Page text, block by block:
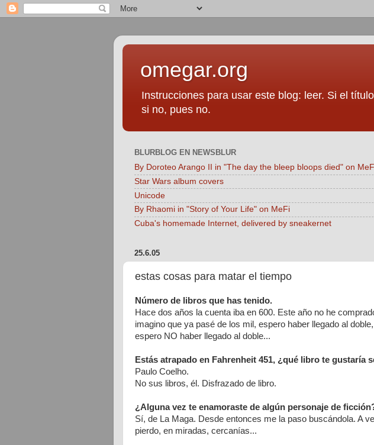
omegar.org
Instrucciones para usar este blog: leer. Si el
si no, pues no.
BLURBLOG EN NEWSBLUR
By Doroteo Arango II in "The day the bleep bloops died" on
Star Wars album covers
Unicode
By Rhaomi in "Story of Your Life" on MeFi
Cuba's homemade Internet, delivered by sneakernet
25.6.05
estas cosas para matar el tiempo
Número de libros que has tenido.
Hace dos años la cuenta iba en 600. Este año no he
imagino que ya pasé de los mil, espero haber llegado al
espero NO haber llegado al doble...
Estás atrapado en Fahrenheit 451, ¿qué libro te gustaría
Paulo Coelho.
No sus libros, él. Disfrazado de libro.
¿Alguna vez te enamoraste de algún personaje de
Sí, de La Maga. Desde entonces me la paso buscándola. A
pierdo, en miradas, cercanías...